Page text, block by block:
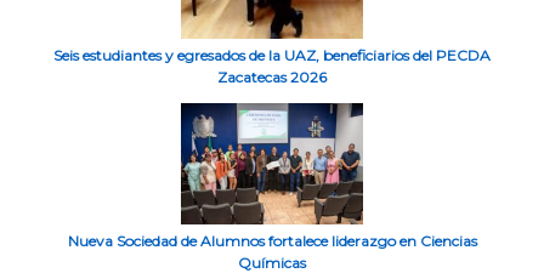
Seis estudiantes y egresados de la UAZ, beneficiarios del PECDA
Zacatecas 2026
Nueva Sociedad de Alumnos fortalece liderazgo en Ciencias
Químicas